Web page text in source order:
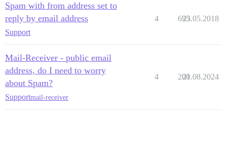
Spam with from address set to
reply by email address
Support
4 695
23.05.2018
Mail-Receiver - public email
address, do I need to worry
about Spam?
Supportmail-receiver
4 200
21.08.2024